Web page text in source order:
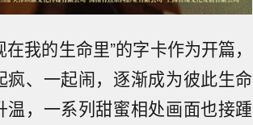
我的生命里”的字卡作为开篇，
、一起闹，逐渐成为彼此生命
，一系列甜蜜相处画面也接踵